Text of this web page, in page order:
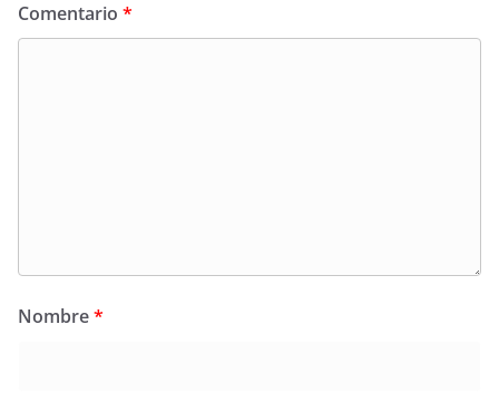
Comentario *
Nombre*